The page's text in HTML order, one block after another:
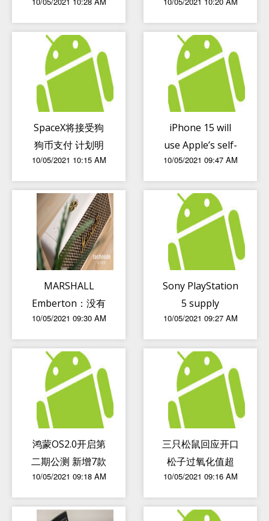
后美国宣布进入紧
急状态
SpaceX将接受狗
狗币支付 计划明
年发射DOGE-1登
月任务
10/05/2021 10:15 AM
iPhone 15 will
use Apple’s self-
developed 5G
baseband chip
10/05/2021 09:47 AM
MARSHALL
Emberton：没有
语音助手的小音箱
还值得买吗？
10/05/2021 09:30 AM
Sony PlayStation
5 supply
shortage will
continue until
next year
10/05/2021 09:27 AM
鸿蒙OS2.0开启第
二期公测 新增7款
机型
10/05/2021 09:18 AM
三只松鼠回应开口
松子过氧化值超
标：已召回该批次
产品
10/05/2021 09:16 AM